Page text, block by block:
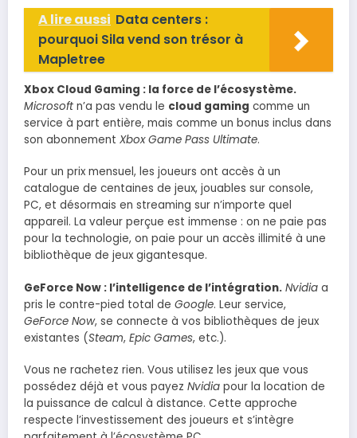
A lire aussi Data centers :
pourquoi Sila vend son trésor à
Mapletree
Xbox Cloud Gaming : la force de l’écosystème.
Microsoft n’a pas vendu le cloud gaming comme un
service à part entière, mais comme un bonus inclus dans
son abonnement Xbox Game Pass Ultimate.
Pour un prix mensuel, les joueurs ont accès à un
catalogue de centaines de jeux, jouables sur console,
PC, et désormais en streaming sur n’importe quel
appareil. La valeur perçue est immense : on ne paie pas
pour la technologie, on paie pour un accès illimité à une
bibliothèque de jeux gigantesque.
GeForce Now : l’intelligence de l’intégration. Nvidia a
pris le contre-pied total de Google. Leur service,
GeForce Now, se connecte à vos bibliothèques de jeux
existantes (Steam, Epic Games, etc.).
Vous ne rachetez rien. Vous utilisez les jeux que vous
possédez déjà et vous payez Nvidia pour la location de
la puissance de calcul à distance. Cette approche
respecte l’investissement des joueurs et s’intègre